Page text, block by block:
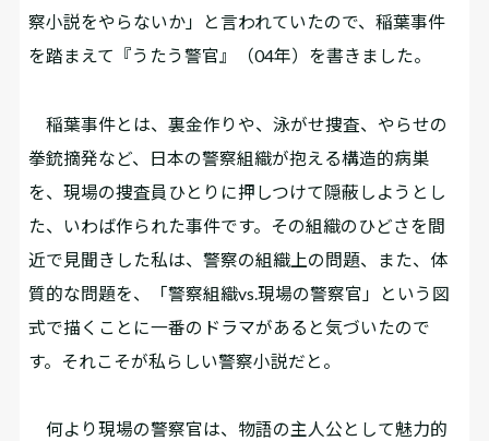
察小説をやらないか」と言われていたので、稲葉事件
を踏まえて『うたう警官』（04年）を書きました。
稲葉事件とは、裏金作りや、泳がせ捜査、やらせの
拳銃摘発など、日本の警察組織が抱える構造的病巣
を、現場の捜査員ひとりに押しつけて隠蔽しようとし
た、いわば作られた事件です。その組織のひどさを間
近で見聞きした私は、警察の組織上の問題、また、体
質的な問題を、「警察組織vs.現場の警察官」という図
式で描くことに一番のドラマがあると気づいたので
す。それこそが私らしい警察小説だと。
何より現場の警察官は、物語の主人公として魅力的